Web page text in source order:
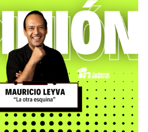
Campeche
Chiapas
de México Coahuila
Estado de México
Hidalgo
Jalisco
Yucatán Veracruz
Tabasco
Potosí Quintana Roo
Oaxaca
Nuevo León